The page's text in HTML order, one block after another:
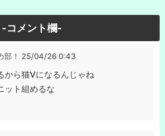
-コメント欄-
！ 25/04/26 0:43
から猫Vになるんじゃね
ット組めるな